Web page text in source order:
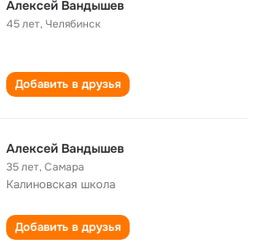
Алексей Вандышев
45 лет,Челябинск
Добавить в друзья
Алексей Вандышев
35 лет,Самара
Калиновская школа
Добавить в друзья